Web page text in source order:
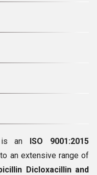
an ISO 9001:2015
an extensive range of
Dicloxacillin and